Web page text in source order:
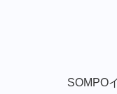
SOMPO